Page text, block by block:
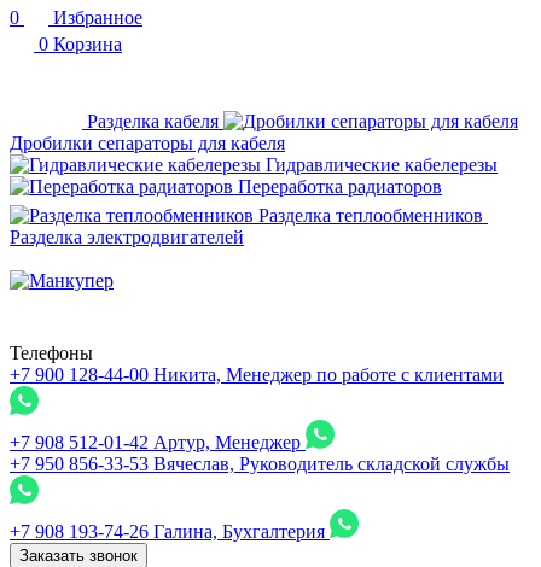
0
Избранное
0 Корзина
Разделка кабеля
Дробилки сепараторы для кабеля
Гидравлические кабелерезы
Переработка радиаторов
Разделка теплообменников
Разделка электродвигателей
Телефоны
+7 900 128-44-00 Никита, Менеджер по работе с клиентами
+7 908 512-01-42 Артур, Менеджер
+7 950 856-33-53 Вячеслав, Руководитель складской службы
+7 908 193-74-26 Галина, Бухгалтерия
Заказать звонок